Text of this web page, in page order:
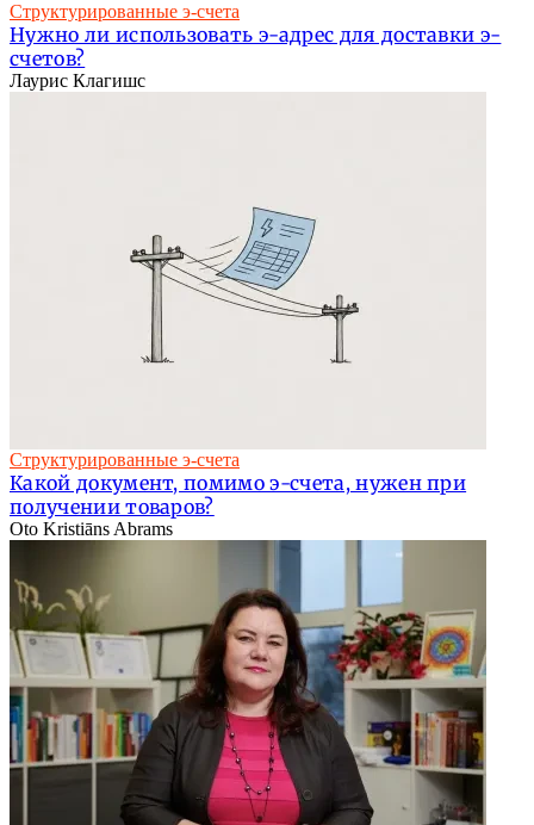
Структурированные э-счета
Нужно ли использовать э-адрес для доставки э-
счетов?
Лаурис Клагишс
Структурированные э-счета
Какой документ, помимо э-счета, нужен при
получении товаров?
Oto Kristiāns Abrams